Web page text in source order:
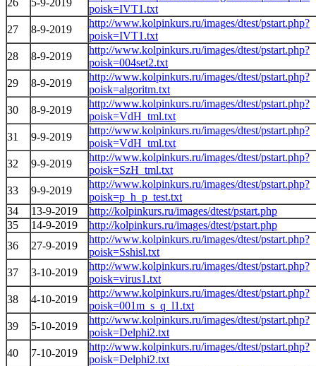
26
5-9-2019
poisk=IVT1.txt
27
8-9-2019
http://www.kolpinkurs.ru/images/dtest/pstart.php?
poisk=IVT1.txt
28
8-9-2019
http://www.kolpinkurs.ru/images/dtest/pstart.php?
poisk=004set2.txt
29
8-9-2019
http://www.kolpinkurs.ru/images/dtest/pstart.php?
poisk=algoritm.txt
30
8-9-2019
http://www.kolpinkurs.ru/images/dtest/pstart.php?
poisk=VdH_tml.txt
31
9-9-2019
http://www.kolpinkurs.ru/images/dtest/pstart.php?
poisk=VdH_tml.txt
32
9-9-2019
http://www.kolpinkurs.ru/images/dtest/pstart.php?
poisk=SzH_tml.txt
33
9-9-2019
http://www.kolpinkurs.ru/images/dtest/pstart.php?
poisk=p_h_p_test.txt
34
13-9-2019
http://kolpinkurs.ru/images/dtest/pstart.php
35
14-9-2019
http://kolpinkurs.ru/images/dtest/pstart.php
36
27-9-2019
http://www.kolpinkurs.ru/images/dtest/pstart.php?
poisk=Sshisl.txt
37
3-10-2019
http://www.kolpinkurs.ru/images/dtest/pstart.php?
poisk=virus1.txt
38
4-10-2019
http://www.kolpinkurs.ru/images/dtest/pstart.php?
poisk=001m_s_q_l1.txt
39
5-10-2019
http://www.kolpinkurs.ru/images/dtest/pstart.php?
poisk=Delphi2.txt
40
7-10-2019
http://www.kolpinkurs.ru/images/dtest/pstart.php?
poisk=Delphi2.txt